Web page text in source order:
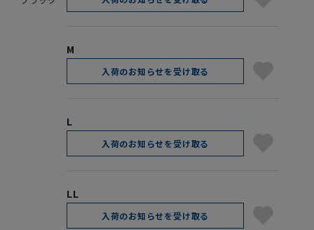
M
入荷のお知らせを受け取る
L
入荷のお知らせを受け取る
LL
入荷のお知らせを受け取る